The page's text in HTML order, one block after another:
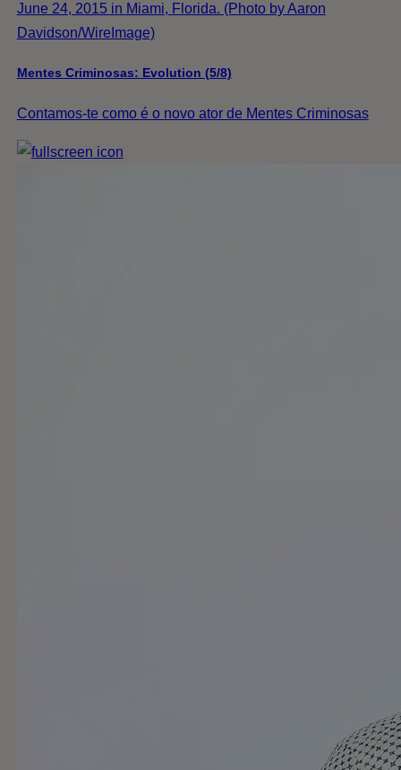
June 24, 2015 in Miami, Florida. (Photo by Aaron
Davidson/WireImage)
Mentes Criminosas: Evolution (5/8)
Contamos-te como é o novo ator de Mentes Criminosas